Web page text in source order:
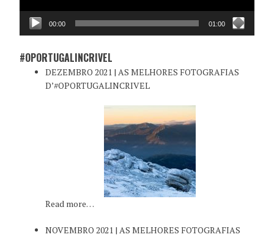
00:00 01:00
#OPORTUGALINCRIVEL
DEZEMBRO 2021 | AS MELHORES FOTOGRAFIAS
D’#OPORTUGALINCRIVEL
Read more…
NOVEMBRO 2021 | AS MELHORES FOTOGRAFIAS